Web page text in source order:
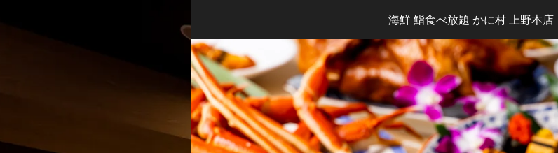
海鮮 鮨食べ放題 かに村 上野本店